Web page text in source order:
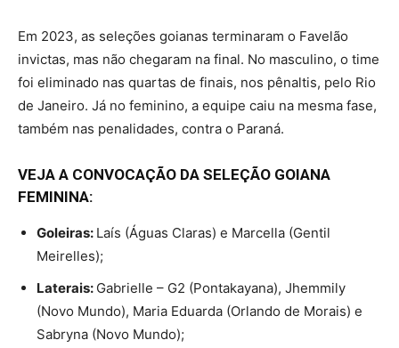
Em 2023, as seleções goianas terminaram o Favelão
invictas, mas não chegaram na final. No masculino, o time
foi eliminado nas quartas de finais, nos pênaltis, pelo Rio
de Janeiro. Já no feminino, a equipe caiu na mesma fase,
também nas penalidades, contra o Paraná.
VEJA A CONVOCAÇÃO DA SELEÇÃO GOIANA
FEMININA:
Goleiras: Laís (Águas Claras) e Marcella (Gentil
Meirelles);
Laterais: Gabrielle – G2 (Pontakayana), Jhemmily
(Novo Mundo), Maria Eduarda (Orlando de Morais) e
Sabryna (Novo Mundo);